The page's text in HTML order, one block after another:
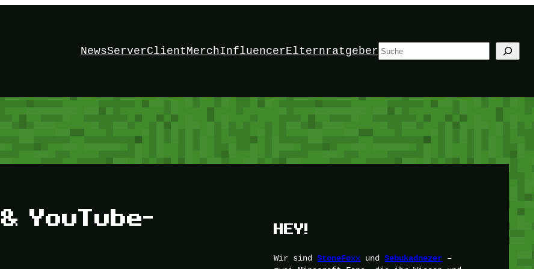
NewsServerClientMerchInfluencerElternratgeber Suchen
YouTube-
HEY!
Wir sindStoneFoxx undSebukadnezer –